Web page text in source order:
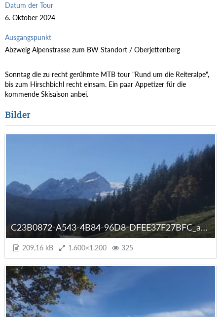
Datum der Tour
6. Oktober 2024
Ausgangspunkt
Abzweig Alpenstrasse zum BW Standort / Oberjettenberg
Sonntag die zu recht gerühmte MTB tour "Rund um die Reiteralpe",
bis zum Hirschbichl recht einsam. Ein paar Appetizer für die
kommende Skisaison anbei.
Bilder
C23B0872-A543-4B84-96D8-DFEE37F27BFC_autoscaled.jpg
209,16 kB 1.600×1.200 325